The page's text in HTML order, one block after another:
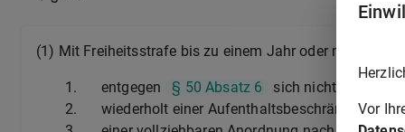
(1) Mit Freiheitsstrafe bis zu einem Jahr oder mit
1. entgegen § 50 Absatz 6
sich nicht
2.
wiederholt einer Aufenthaltsbeschränkung
Vor